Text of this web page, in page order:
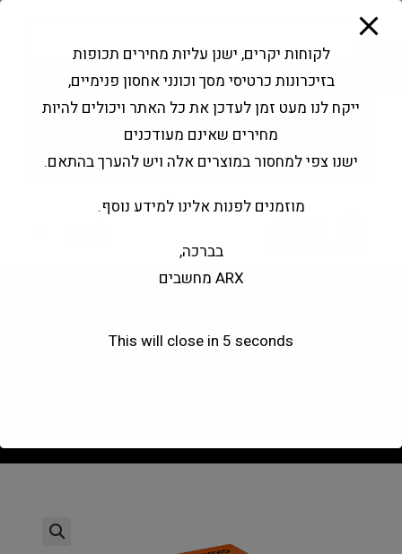
פתח סרגל נגישות
Products
search
החשבון שלי בקשה להצעה
RTX5060 EAGLE OC 8GB
לקוחות יקרים, ישנן עליות מחירים תכופות
בזיכרונות כרטיסי מסך וכונני אחסון פנימיים,
ייקח לנו מעט זמן לעדכן את כל האתר ויכולים להיות
מחירים שאינם מעודכנים
ישנו צפי למחסור במוצרים אלה ויש להערך בהתאם.
מוזמנים לפנות אלינו למידע נוסף.
בברכה,
ARX מחשבים
This will close in 5 seconds